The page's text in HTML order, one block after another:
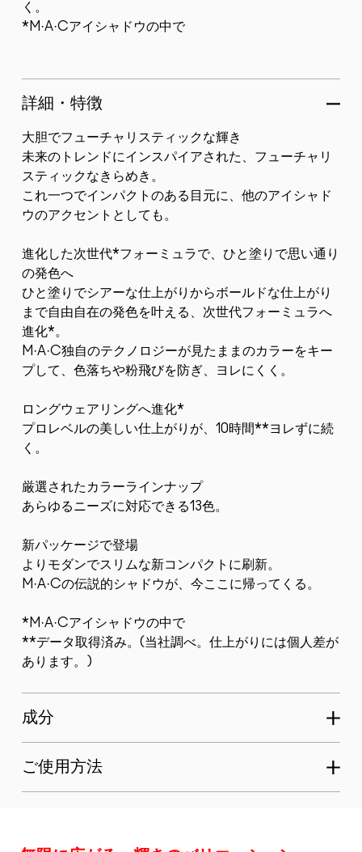
く。
*M·A·Cアイシャドウの中で
詳細・特徴
大胆でフューチャリスティックな輝き
未来のトレンドにインスパイアされた、フューチャリ
スティックなきらめき。
これ一つでインパクトのある目元に、他のアイシャド
ウのアクセントとしても。
進化した次世代*フォーミュラで、ひと塗りで思い通り
の発色へ
ひと塗りでシアーな仕上がりからボールドな仕上がり
まで自由自在の発色を叶える、次世代フォーミュラへ
進化*。
M·A·C独自のテクノロジーが見たままのカラーをキー
プして、色落ちや粉飛びを防ぎ、ヨレにくく。
ロングウェアリングへ進化*
プロレベルの美しい仕上がりが、10時間**ヨレずに続
く。
厳選されたカラーラインナップ
あらゆるニーズに対応できる13色。
新パッケージで登場
よりモダンでスリムな新コンパクトに刷新。
M·A·Cの伝説的シャドウが、今ここに帰ってくる。
*M·A·Cアイシャドウの中で
**データ取得済み。(当社調べ。仕上がりには個人差が
あります。)
成分
ご使用方法